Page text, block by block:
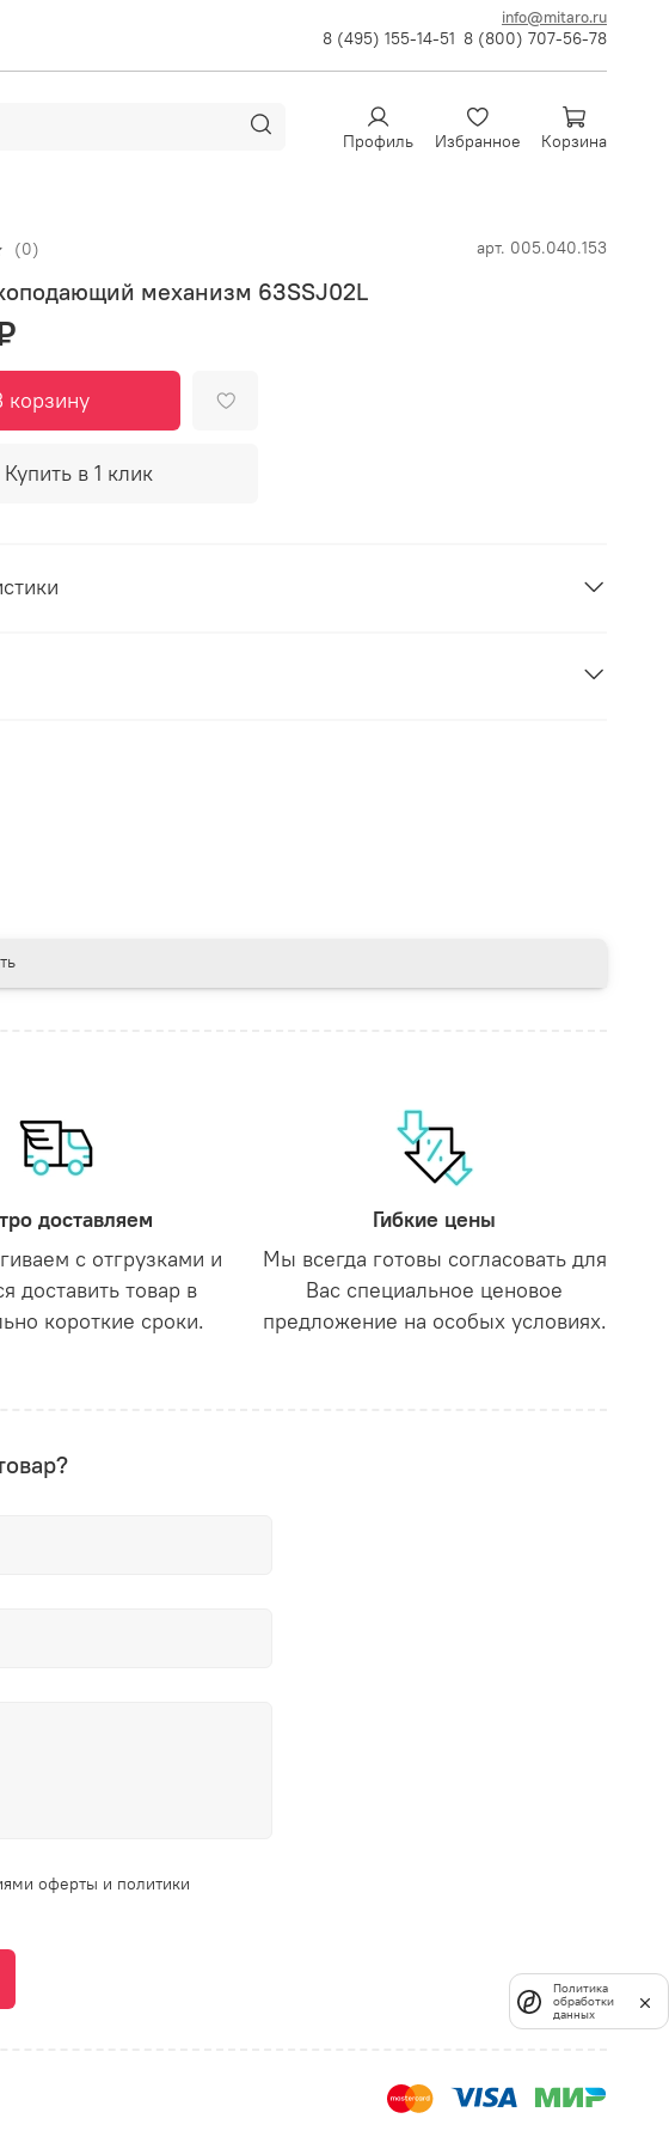
info@mitaro.ru
8 (495) 155-14-51 8 (800) 707-56-78
Профиль Избранное Корзина
(0) арт. 005.040.153
механизм 63SSJ02L
корзину
Купить в 1 клик
доставляем
с отгрузками и
доставить товар в
короткие сроки.
Гибкие цены
Мы всегда готовы согласовать для
Вас специальное ценовое
предложение на особых условиях.
оферты и политики
Политика
обработки
данных